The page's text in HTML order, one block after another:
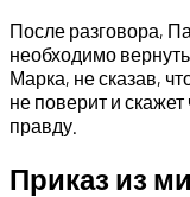
После разговора,
необходимо
Марка, не сказав,
не поверит и
правду.
Приказ из